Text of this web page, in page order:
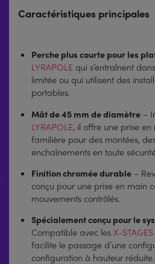
Caractéristiques principales
Perche plus courte pour les
LYRAPOLEqui s’entraînent
limitée ou qui utilisent des
portables.
Mât de 45 mm de diamètre–
LYRAPOLE, il offre une prise
familière pour des montées,
enchaînements en toute
Finition chromée durable–
conçu pour une prise en main
mouvements contrôlés.
Spécialement conçu pour le
Compatible avec les X-STAGES
facilite le passage d’une
configuration à hauteur réduite.